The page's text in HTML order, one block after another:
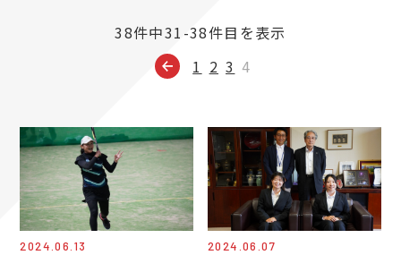
38件中31-38件目を表示
1 2 3 4
2024.06.13 2024.06.07